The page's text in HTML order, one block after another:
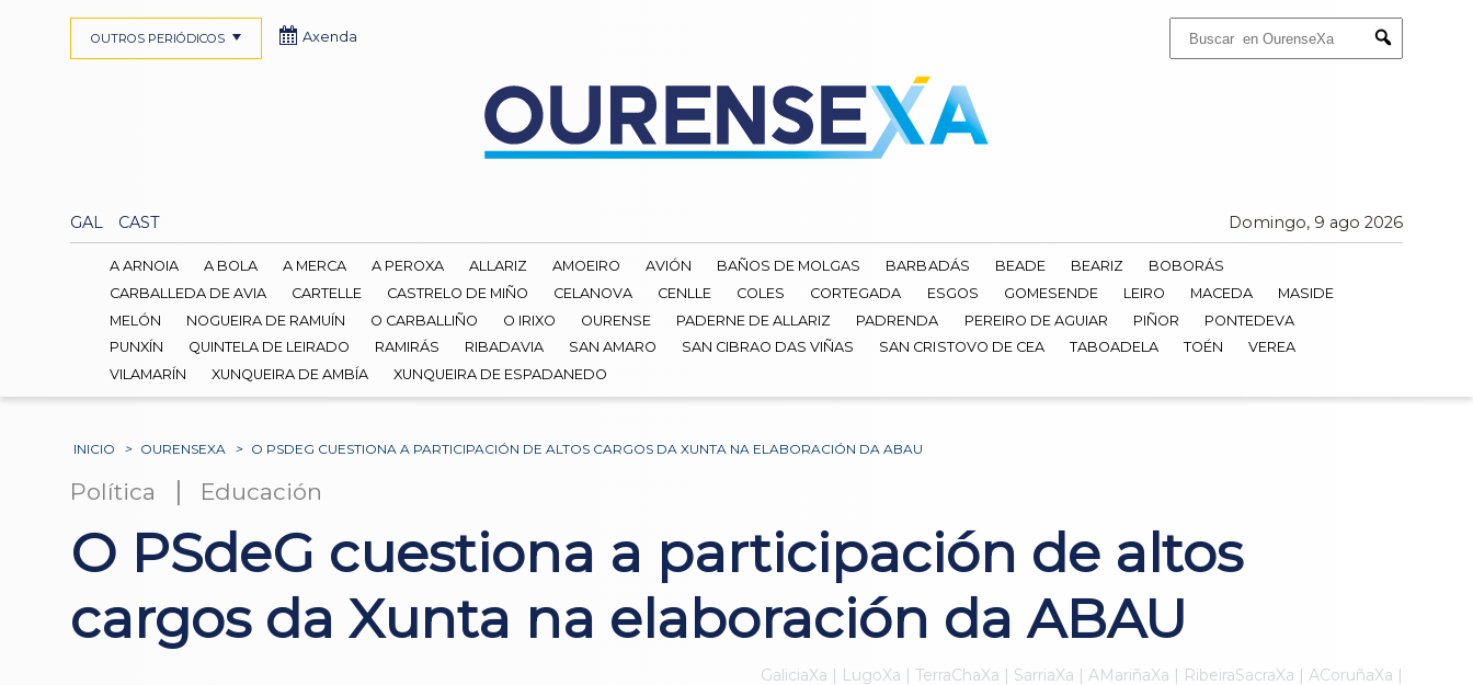
Submit
GAL CAST Domingo, 9 ago 2026
OUTROS PERIÓDICOS Axenda
A ARNOIA A BOLA A MERCA A PEROXA ALLARIZ AMOEIRO AVIÓN BAÑOS DE MOLGAS BARBADÁS BEADE BEARIZ
BOBORÁS
CARBALLEDA DE AVIA
CARTELLE CASTRELO DE MIÑO CELANOVA CENLLE COLES CORTEGADA ESGOS GOMESENDE LEIRO MACEDA
MASIDE
MELÓN
NOGUEIRA DE RAMUÍN O CARBALLIÑO O IRIXO OURENSE PADERNE DE ALLARIZ PADRENDA PEREIRO DE AGUIAR PIÑOR
PONTEDEVA
PUNXÍN
QUINTELA DE LEIRADO RAMIRÁS RIBADAVIA SAN AMARO SAN CIBRAO DAS VIÑAS SAN CRISTOVO DE CEA TABOADELA TOÉN
VEREA
VILAMARÍN
XUNQUEIRA DE AMBÍA XUNQUEIRA DE ESPADANEDO
INICIO > OURENSEXA > O PSDEG CUESTIONA A PARTICIPACIÓN DE ALTOS CARGOS DA XUNTA NA ELABORACIÓN DA ABAU
Política | Educación
O PSdeG cuestiona a participación de altos
cargos da Xunta na elaboración da ABAU
GaliciaXa | LugoXa | TerraChaXa | SarriaXa | AMariñaXa | RibeiraSacraXa | ACoruñaXa |